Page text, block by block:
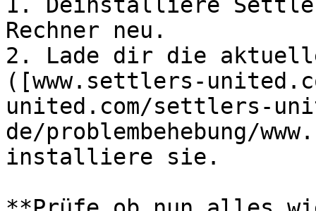
Rechner neu.
2. Lade dir die
([www.settlers-
united.com/settlers-
de/problembehebung/
installiere sie.